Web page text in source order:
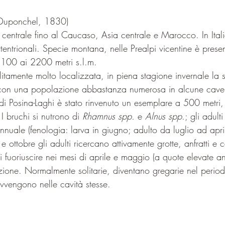
1830)
centrale fino al Caucaso, Asia centrale e Marocco. In
Specie montana, nelle Prealpi vicentine è
ai 2200 metri s.l.m.
molto localizzata, in piena stagione invernale la
una popolazione abbastanza numerosa in alcune
Posina-Laghi è stato rinvenuto un esemplare a 500
bruchi si nutrono di Rhamnus spp. e Alnus spp.; gli
(fenologia: larva in giugno; adulto da luglio ad
ottobre gli adulti ricercano attivamente grotte, anfratti e
fuoriuscire nei mesi di aprile e maggio (a quote elevate
Normalmente solitarie, diventano gregarie nel
nelle cavità stesse.